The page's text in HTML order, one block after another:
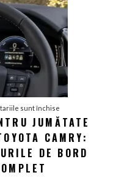
tehnologiile
V2G
și
V2L
să
salveze
România
de
o
criză
energetică
sunt închise
Rechemare
masivă
pentru
JUMĂTATE
CAMRY:
DE BORD